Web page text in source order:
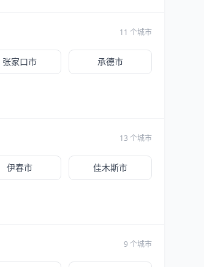
11 个城市
张家口市 承德市
13 个城市
伊春市 佳木斯市
9 个城市